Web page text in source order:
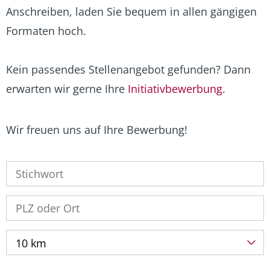
Anschreiben, laden Sie bequem in allen gängigen
Formaten hoch.
Kein passendes Stellenangebot gefunden? Dann
erwarten wir gerne Ihre Initiativbewerbung.
Wir freuen uns auf Ihre Bewerbung!
10 km